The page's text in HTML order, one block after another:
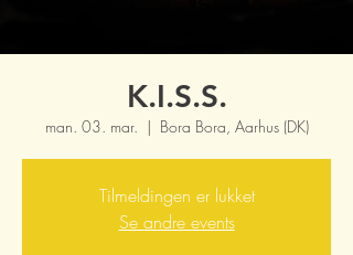
K.I.S.S.
man. 03. mar.
  |
Bora Bora, Aarhus (DK)
Tilmeldingen er lukket
Se andre events